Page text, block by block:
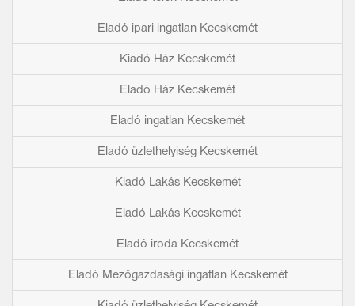
Eladó ipari ingatlan Kecskemét
Kiadó Ház Kecskemét
Eladó Ház Kecskemét
Eladó ingatlan Kecskemét
Eladó üzlethelyiség Kecskemét
Kiadó Lakás Kecskemét
Eladó Lakás Kecskemét
Eladó iroda Kecskemét
Eladó Mezőgazdasági ingatlan Kecskemét